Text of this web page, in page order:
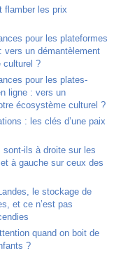
flamber les prix
pour les plateformes
vers un démantèlement
culturel ?
pour les plates-
ligne : vers un
écosystème culturel ?
: les clés d’une paix
sont-ils à droite sur les
à gauche sur ceux des
le stockage de
et ce n’est pas
quand on boit de
?